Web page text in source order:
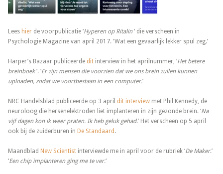
Lees hier de voorpublicatie ‘Hyperen op Ritalin‘ die verscheen in
Psychologie Magazine van april 2017. ‘Wat een gevaarlijk lekker spul zeg.’
Harper’s Bazaar publiceerde dit interview in het aprilnummer, ‘Het betere
breinboek‘. ‘Er zijn mensen die voorzien dat we ons brein zullen kunnen
uploaden, zodat we voortbestaan in een computer.’
NRC Handelsblad publiceerde op 3 april dit interview met Phil Kennedy, de
neuroloog die hersenelektroden liet implanteren in zijn gezonde brein. ‘Na
vijf dagen kon ik weer praten. Ik heb geluk gehad.’ Het verscheen op 5 april
ook bij de zuiderburen inDe Standaard .
MaandbladNew Scientist interviewde me in april voor de rubriek ‘De Maker.’
‘Een chip implanteren ging me te ver.‘